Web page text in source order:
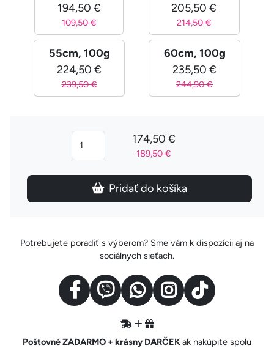
194,50 €
109,50 €
205,50 €
214,50 €
55cm, 100g
224,50 €
239,50 €
60cm, 100g
235,50 €
244,90 €
174,50 €
189,50 €
Pridať do košíka
Potrebujete poradiť s výberom? Sme vám k dispozícii aj na
sociálnych sieťach.
Poštovné ZADARMO + krásny DARČEKak nakúpite spolu